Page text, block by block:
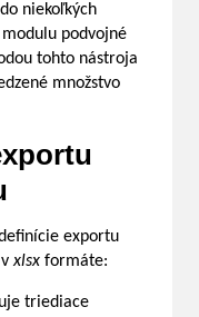
niekoľkých
podvojné
tohto nástroja
množstvo
exportu
vxlsx formáte:
triediace